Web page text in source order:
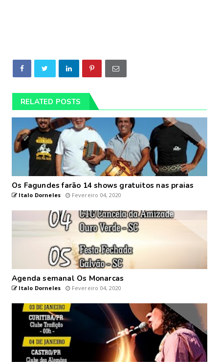
RELATED POSTS
Os Fagundes farão 14 shows gratuitos nas praias
Italo Dorneles Fevereiro 04, 2020
Agenda semanal Os Monarcas
Italo Dorneles Fevereiro 04, 2020